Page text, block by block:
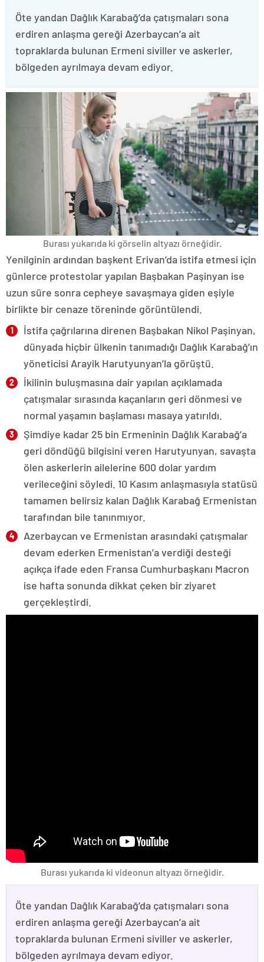
Öte yandan Dağlık Karabağ’da çatışmaları sona
erdiren anlaşma gereği Azerbaycan’a ait
topraklarda bulunan Ermeni siviller ve askerler,
bölgeden ayrılmaya devam ediyor.
Burası yukarıda ki görselin altyazı örneğidir.
Yenilginin ardından başkent Erivan’da istifa etmesi için
günlerce protestolar yapılan Başbakan Paşinyan ise
uzun süre sonra cepheye savaşmaya giden eşiyle
birlikte bir cenaze töreninde görüntülendi.
İstifa çağrılarına direnen Başbakan Nikol Paşinyan,
dünyada hiçbir ülkenin tanımadığı Dağlık Karabağ’ın
yöneticisi Arayik Harutyunyan’la görüştü.
İkilinin buluşmasına dair yapılan açıklamada
çatışmalar sırasında kaçanların geri dönmesi ve
normal yaşamın başlaması masaya yatırıldı.
Şimdiye kadar 25 bin Ermeninin Dağlık Karabağ’a
geri döndüğü bilgisini veren Harutyunyan, savaşta
ölen askerlerin ailelerine 600 dolar yardım
verileceğini söyledi. 10 Kasım anlaşmasıyla statüsü
tamamen belirsiz kalan Dağlık Karabağ Ermenistan
tarafından bile tanınmıyor.
Azerbaycan ve Ermenistan arasındaki çatışmalar
devam ederken Ermenistan’a verdiği desteği
açıkça ifade eden Fransa Cumhurbaşkanı Macron
ise hafta sonunda dikkat çeken bir ziyaret
gerçekleştirdi.
Burası yukarıda ki videonun altyazı örneğidir.
Öte yandan Dağlık Karabağ’da çatışmaları sona
erdiren anlaşma gereği Azerbaycan’a ait
topraklarda bulunan Ermeni siviller ve askerler,
bölgeden ayrılmaya devam ediyor.